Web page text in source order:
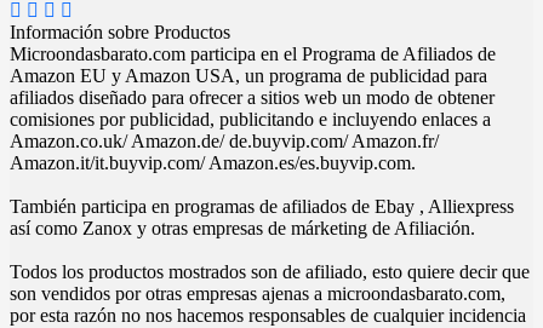
Información sobre Productos
Microondasbarato.com participa en el Programa de Afiliados de
Amazon EU y Amazon USA, un programa de publicidad para
afiliados diseñado para ofrecer a sitios web un modo de obtener
comisiones por publicidad, publicitando e incluyendo enlaces a
Amazon.co.uk/ Amazon.de/ de.buyvip.com/ Amazon.fr/
Amazon.it/it.buyvip.com/ Amazon.es/es.buyvip.com.
También participa en programas de afiliados de Ebay , Alliexpress
así como Zanox y otras empresas de márketing de Afiliación.
Todos los productos mostrados son de afiliado, esto quiere decir que
son vendidos por otras empresas ajenas a microondasbarato.com,
por esta razón no nos hacemos responsables de cualquier incidencia